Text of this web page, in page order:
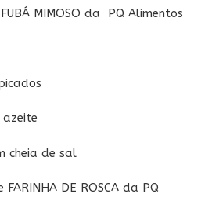
MIMOSO da PQ Alimentos
azeite
cheia de sal
DE ROSCA da PQ